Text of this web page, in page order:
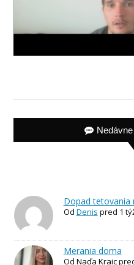
Dopad tetovania
Od Denis pred 1
Merania doma
Od Naďa Kraic